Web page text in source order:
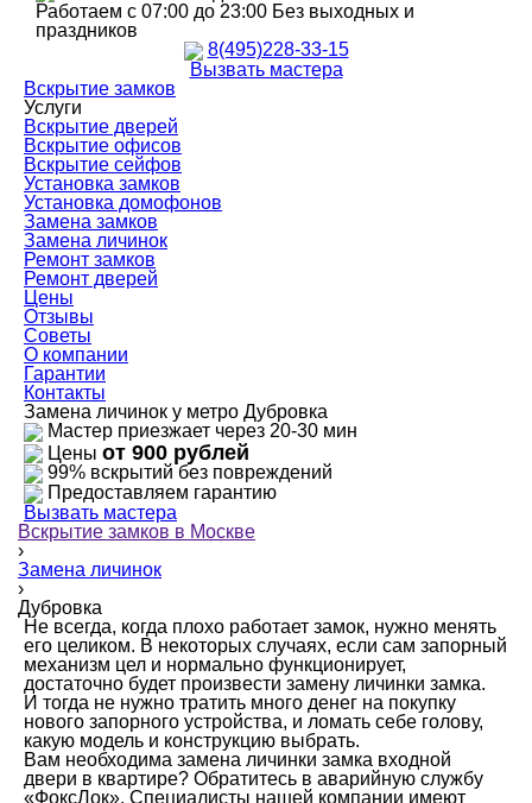
Работаем с 07:00 до 23:00 Без выходных и
праздников
8(495)228-33-15
Вызвать мастера
Вскрытие замков
Услуги
Вскрытие дверей
Вскрытие офисов
Вскрытие сейфов
Установка замков
Установка домофонов
Замена замков
Замена личинок
Ремонт замков
Ремонт дверей
Цены
Отзывы
Советы
О компании
Гарантии
Контакты
Замена личинок у метро Дубровка
Мастер приезжает через 20-30 мин
Цены от 900 рублей
99% вскрытий без повреждений
Предоставляем гарантию
Вызвать мастера
Вскрытие замков в Москве
›
Замена личинок
›
Дубровка
Не всегда, когда плохо работает замок, нужно менять
его целиком. В некоторых случаях, если сам запорный
механизм цел и нормально функционирует,
достаточно будет произвести замену личинки замка.
И тогда не нужно тратить много денег на покупку
нового запорного устройства, и ломать себе голову,
какую модель и конструкцию выбрать.
Вам необходима замена личинки замка входной
двери в квартире? Обратитесь в аварийную службу
«ФоксЛок». Специалисты нашей компании имеют